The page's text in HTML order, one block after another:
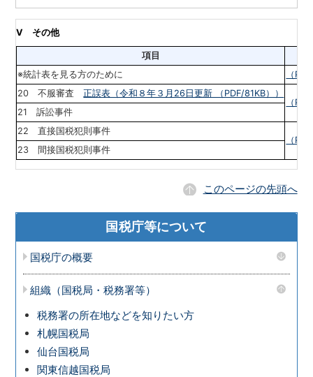
Ⅴ その他
項目
※統計表を見る方のために
（
20 不服審査正誤表（令和８年３月26日更新 （PDF/81KB））
（
21 訴訟事件
22 直接国税犯則事件
（
23 間接国税犯則事件
このページの先頭へ
国税庁等について
国税庁の概要
組織（国税局・税務署等）
税務署の所在地などを知りたい方
札幌国税局
仙台国税局
関東信越国税局